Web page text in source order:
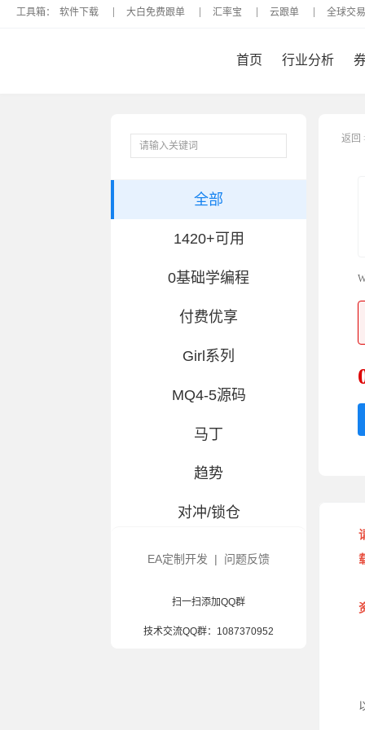
工具箱： 软件下载 大白免费跟单 汇率宝 云跟单 全球交
首页 行业分析
全部
1420+可用
0基础学编程
付费优享
Girl系列
MQ4-5源码
马丁
趋势
对冲/锁仓
交易百科
风控辅助
EA定制开发 | 问题反馈
扫一扫添加QQ群
技术交流QQ群： 1087370952
返回